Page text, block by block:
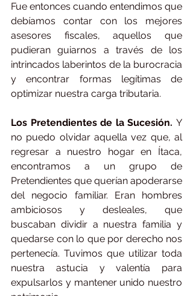
Fue entonces cuando entendimos que
debíamos contar con los mejores
asesores fiscales, aquellos que
pudieran guiarnos a través de los
intrincados laberintos de la burocracia
y encontrar formas legítimas de
optimizar nuestra carga tributaria.
Los Pretendientes de la Sucesión. Y
no puedo olvidar aquella vez que, al
regresar a nuestro hogar en Ítaca,
encontramos a un grupo de
Pretendientes que querían apoderarse
del negocio familiar. Eran hombres
ambiciosos y desleales, que
buscaban dividir a nuestra familia y
quedarse con lo que por derecho nos
pertenecía. Tuvimos que utilizar toda
nuestra astucia y valentía para
expulsarlos y mantener unido nuestro